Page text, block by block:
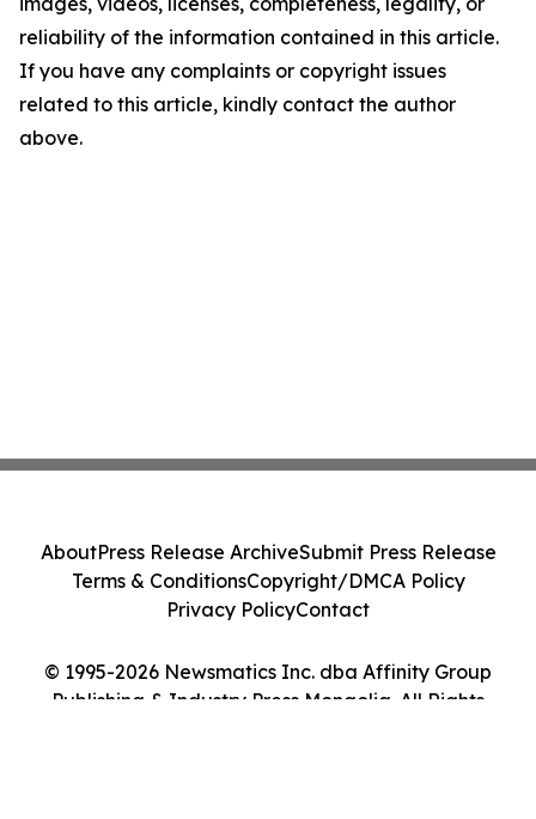
reliability of the information contained in this article.
If you have any complaints or copyright issues
related to this article, kindly contact the author
above.
© 1995-2026 Newsmatics Inc. dba Affinity Group
Publishing & Industry Press Mongolia. All Rights
AboutPress Release ArchiveSubmit Press Release
Terms & ConditionsCopyright/DMCA Policy
Privacy PolicyContact